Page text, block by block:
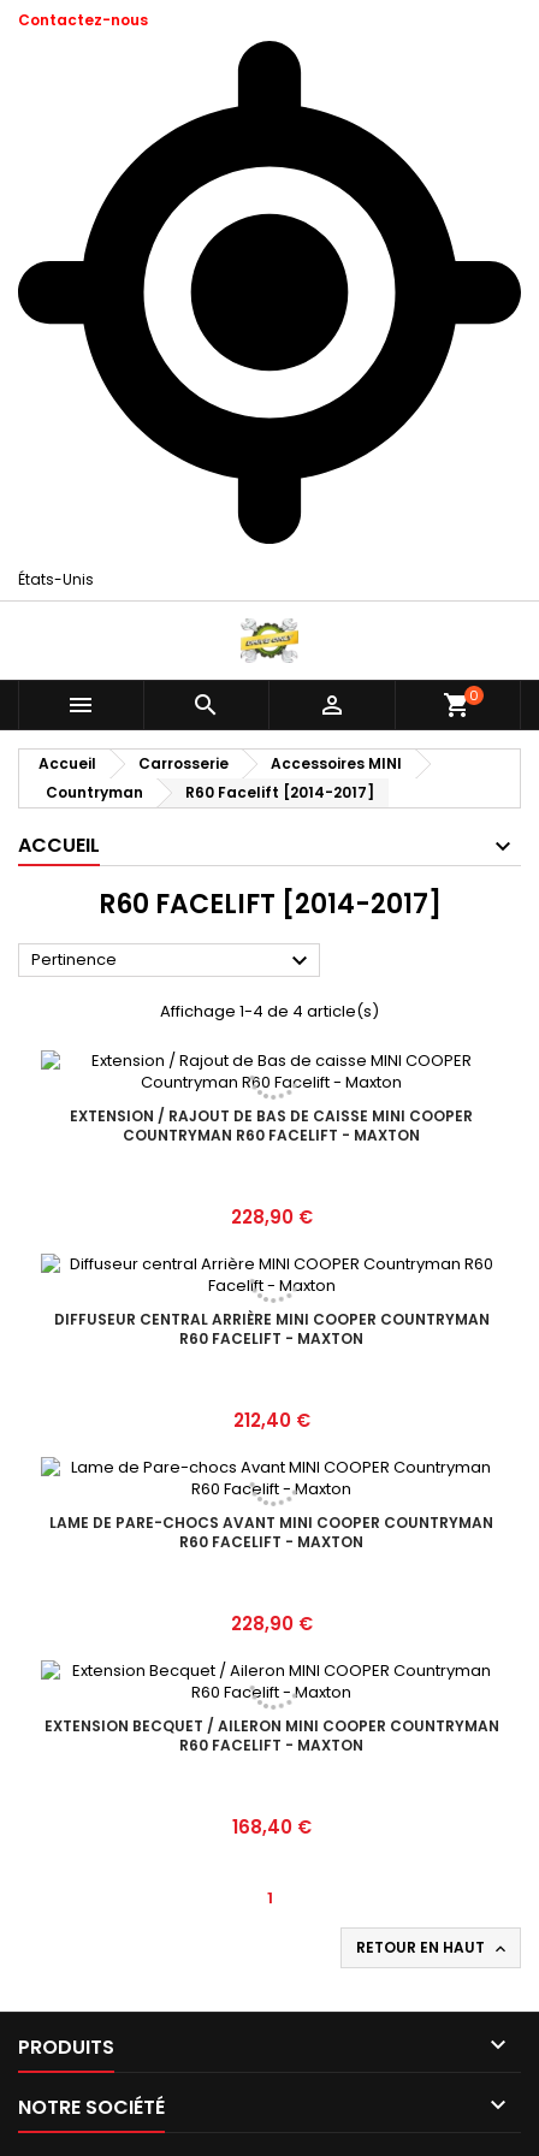
Contactez-nous
États-Unis
   shopping_cart0
Accueil Carrosserie
Accessoires MINI
Countryman
R60 Facelift [2014-2017]
ACCUEIL
R60 FACELIFT [2014-2017]
Pertinence 
Affichage 1-4 de 4 article(s)
EXTENSION / RAJOUT DE BAS DE CAISSE MINI COOPER
COUNTRYMAN R60 FACELIFT - MAXTON
Prix
228,90 €
DIFFUSEUR CENTRAL ARRIÈRE MINI COOPER COUNTRYMAN
R60 FACELIFT - MAXTON
Prix
212,40 €
LAME DE PARE-CHOCS AVANT MINI COOPER COUNTRYMAN
R60 FACELIFT - MAXTON
Prix
228,90 €
EXTENSION BECQUET / AILERON MINI COOPER COUNTRYMAN
R60 FACELIFT - MAXTON
Prix
168,40 €
1
RETOUR EN HAUT 
PRODUITS 
NOTRE SOCIÉTÉ 